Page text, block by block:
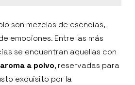
son mezclas de esencias,
emociones. Entre las más
se encuentran aquellas con
a polvo, reservadas para
exquisito por la